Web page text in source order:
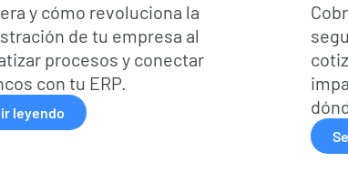
y cómo revoluciona la
de tu empresa al
procesos y conectar
con tu ERP.
leyendo